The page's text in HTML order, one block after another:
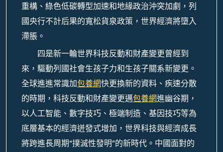
重構、綠色低碳轉型加速和地緣政治沖突加劇，列
國央行不計后果的寬松貨泉政策，世界經濟將墮入
滯脹。
四是新一輪世界科技反動和財產變更曾經到
來，驅動列國社會生孩子力和生孩子關系新變更。
全球進進常識加包養網快更換新的資料、疾速分散
的時期，科技反動和財產變更邁包養網進幽谷期，
以人工智能、數字技巧、極端制造、基因技巧等為
底層基本的經濟迸發式增加，世界科技與經濟成長
將跨進長周期“撲滅性發明”的新時代。中國面對的